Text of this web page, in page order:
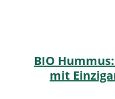
BIO
mit